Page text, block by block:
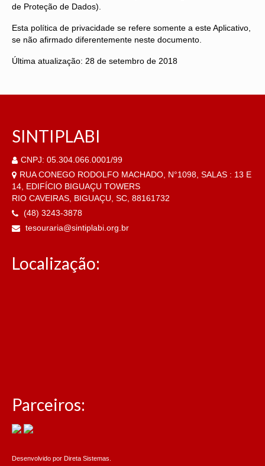
de Proteção de Dados).
Esta política de privacidade se refere somente a este Aplicativo,
se não afirmado diferentemente neste documento.
Última atualização: 28 de setembro de 2018
SINTIPLABI
CNPJ: 05.304.066.0001/99
RUA CONEGO RODOLFO MACHADO, N°1098, SALAS : 13 E
14, EDIFÍCIO BIGUAÇU TOWERS
RIO CAVEIRAS, BIGUAÇU, SC, 88161732
(48) 3243-3878
tesouraria@sintiplabi.org.br
Localização:
Parceiros:
Desenvolvido por Direta Sistemas